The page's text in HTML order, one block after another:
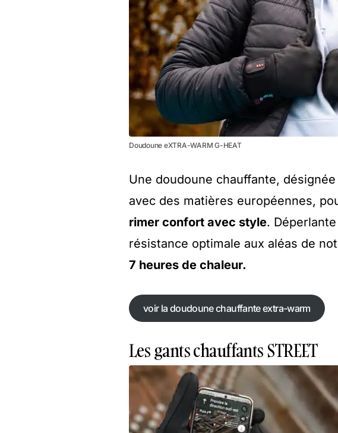
Doudoune eXTRA-WARM G-HEAT
Une doudoune chauffante,
avec des matières européennes,
rimer confort avec style.
résistance optimale aux aléas de
7 heures de chaleur.
voir la doudoune chauffante extra-warm
voir la doudoune chauffante extra-warm
Les gants chauffants STREET